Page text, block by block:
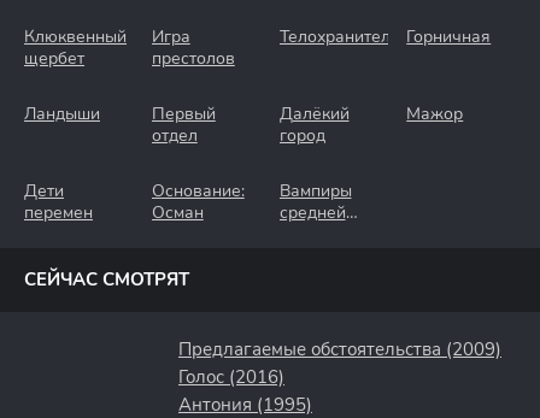
Клюквенный
щербет
Игра
престолов
Телохранители Горничная
Ландыши
Первый
отдел
Далёкий
город
Мажор
Дети
перемен
Основание:
Осман
Вампиры
средней
СЕЙЧАС СМОТРЯТ
Предлагаемые обстоятельства (2009)
Голос (2016)
Антония (1995)